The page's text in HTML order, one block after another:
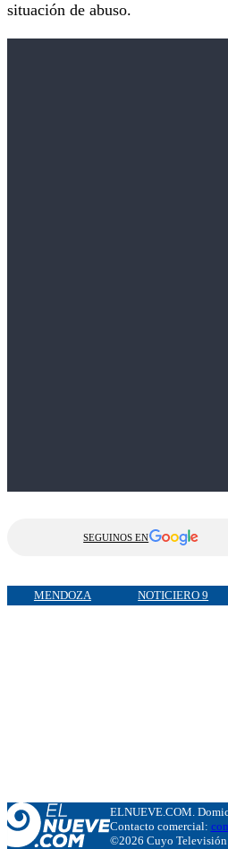
situación de abuso.
SEGUINOS EN
MENDOZA NOTICIERO 9
ELNUEVE.COM.
Contacto comercial:
©2026 Cuyo Televisión